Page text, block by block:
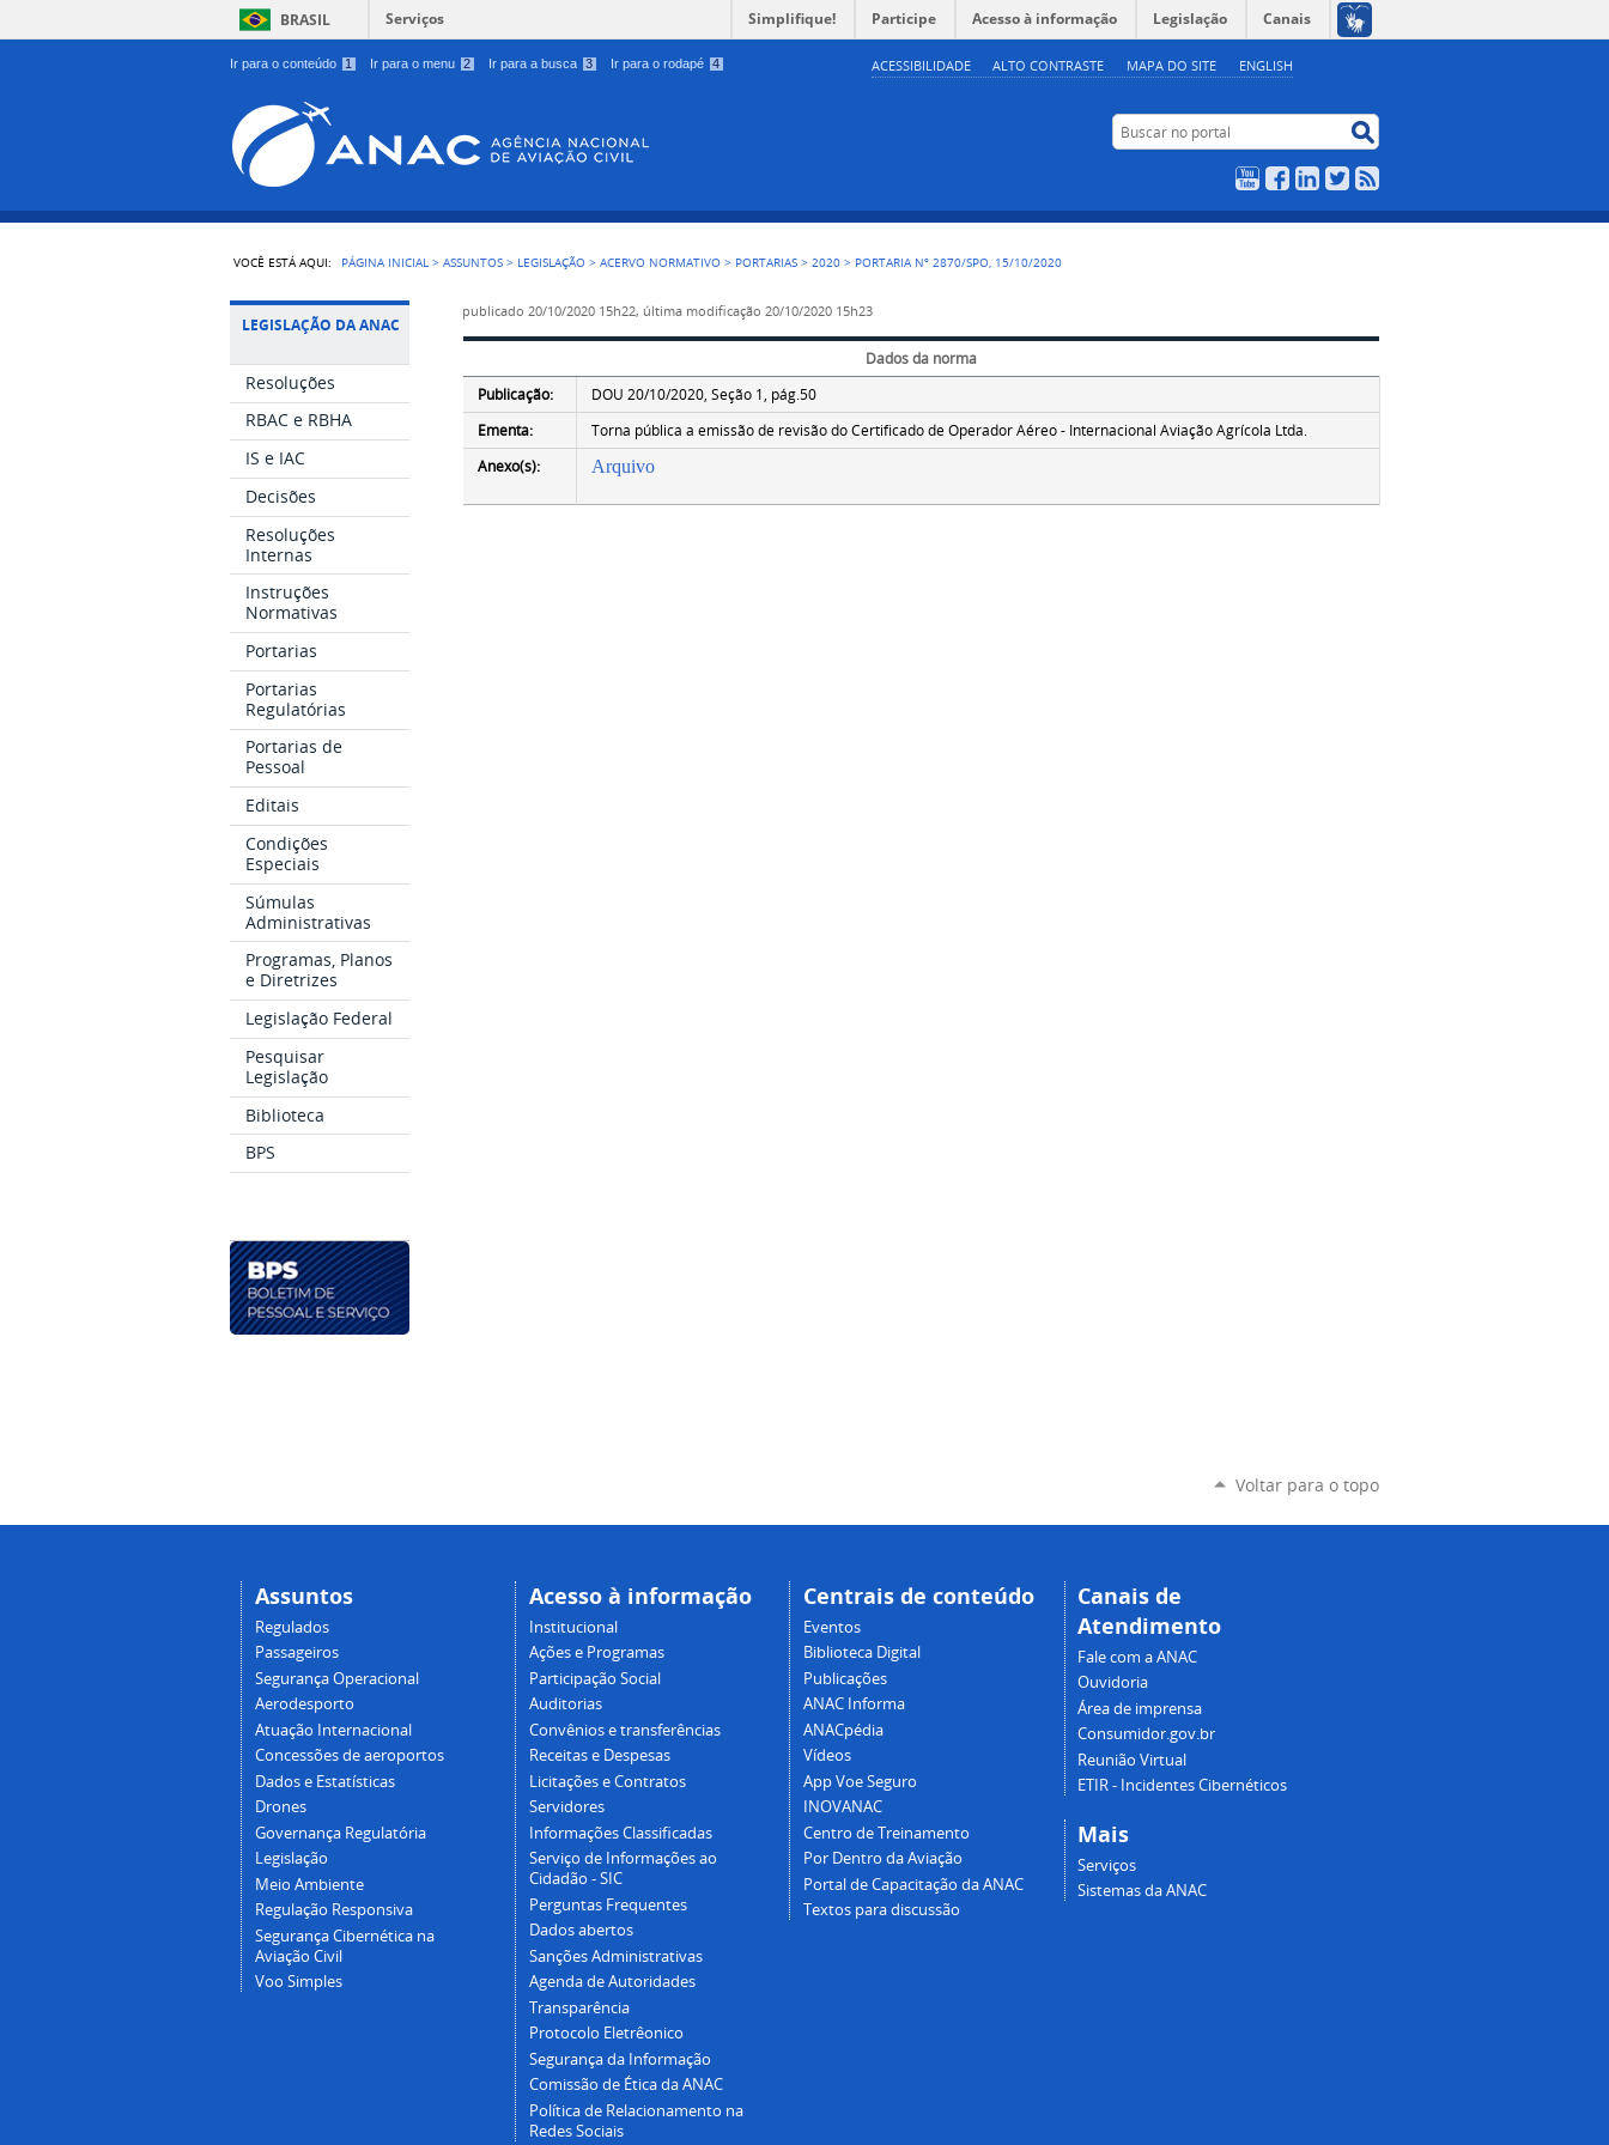
Ir para o conteúdo 1 Ir para o menu 2 Ir para a busca 3 Ir para o rodapé 4 ACESSIBILIDADE ALTO CONTRASTE MAPA DO SITE ENGLISH
BRASIL Serviços Simplifique! Participe Acesso à informação Legislação Canais
Buscar no portal
YouTubeFacebookLinkedIn
Twitter
VOCÊ ESTÁ AQUI: PÁGINA INICIAL >ASSUNTOS > LEGISLAÇÃO >ACERVO NORMATIVO > PORTARIAS >2020 > PORTARIA Nº 2870/SPO, 15/10/2020
LEGISLAÇÃO DA ANAC
Resoluções
RBAC e RBHA
IS e IAC
Decisões
Resoluções
Internas
Instruções
Normativas
Portarias
Portarias
Regulatórias
Portarias de
Pessoal
Editais
Condições
Especiais
Súmulas
Administrativas
Programas, Planos
e Diretrizes
Legislação Federal
Pesquisar
Legislação
Biblioteca
BPS
publicado 20/10/2020 15h22, última modificação 20/10/2020 15h23
Dados da norma
Publicação:
DOU 20/10/2020, Seção 1, pág.50
Ementa:
Torna pública a emissão de revisão do Certificado de Operador Aéreo - Internacional Aviação Agrícola Ltda.
Anexo(s):
Arquivo
Voltar para o topo
Assuntos
Regulados
Passageiros
Segurança Operacional
Aerodesporto
Atuação Internacional
Concessões de aeroportos
Dados e Estatísticas
Drones
Governança Regulatória
Legislação
Meio Ambiente
Regulação Responsiva
Segurança Cibernética na
Aviação Civil
Voo Simples
Acesso à informação
Institucional
Ações e Programas
Participação Social
Auditorias
Convênios e transferências
Receitas e Despesas
Licitações e Contratos
Servidores
Informações Classificadas
Serviço de Informações ao
Cidadão - SIC
Perguntas Frequentes
Dados abertos
Sanções Administrativas
Agenda de Autoridades
Transparência
Protocolo Eletrêonico
Segurança da Informação
Comissão de Ética da ANAC
Política de Relacionamento na
Redes Sociais
Centrais de conteúdo
Eventos
Biblioteca Digital
Publicações
ANAC Informa
ANACpédia
Vídeos
App Voe Seguro
INOVANAC
Centro de Treinamento
Por Dentro da Aviação
Portal de Capacitação da ANAC
Textos para discussão
Canais de
Atendimento
Fale com a ANAC
Ouvidoria
Área de imprensa
Consumidor.gov.br
Reunião Virtual
ETIR - Incidentes Cibernéticos
Mais
Serviços
Sistemas da ANAC